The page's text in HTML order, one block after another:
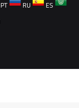
PT RU
ES